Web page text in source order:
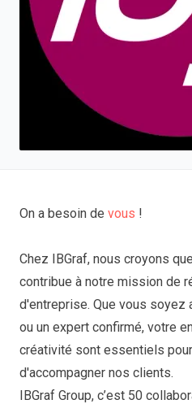
On a besoin de vous !
Chez IBGraf, nous croyons
contribue à notre mission de
d'entreprise. Que vous soyez
ou un expert confirmé, votre
créativité sont essentiels
d'accompagner nos clients.
IBGraf Group, c’est 50